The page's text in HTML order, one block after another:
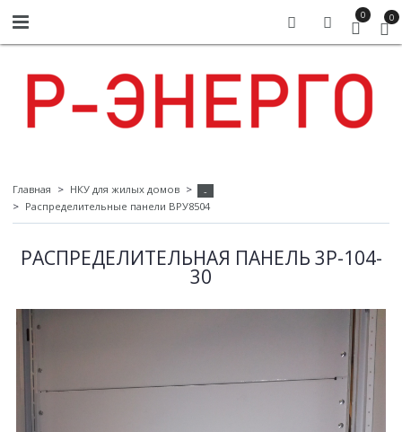
0 0
Главная НКУ для жилых домов
-
Распределительные панели ВРУ8504
РАСПРЕДЕЛИТЕЛЬНАЯ ПАНЕЛЬ 3P-104-
30